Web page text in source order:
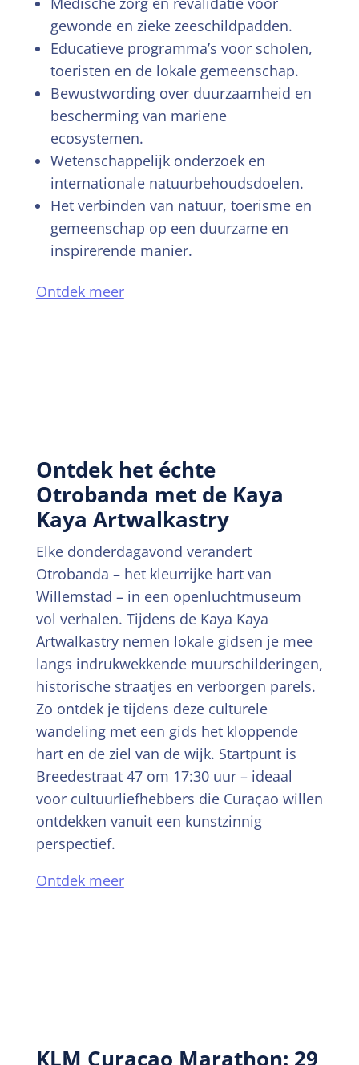
gewonde en zieke zeeschildpadden.
Educatieve programma’s voor scholen,
toeristen en de lokale gemeenschap.
Bewustwording over duurzaamheid en
bescherming van mariene
ecosystemen.
Wetenschappelijk onderzoek en
internationale natuurbehoudsdoelen.
Het verbinden van natuur, toerisme en
gemeenschap op een duurzame en
inspirerende manier.
Ontdek meer
Ontdek het échte
Otrobanda met de Kaya
Kaya Artwalkastry
Elke donderdagavond verandert
Otrobanda – het kleurrijke hart van
Willemstad – in een openluchtmuseum
vol verhalen. Tijdens de Kaya Kaya
Artwalkastry nemen lokale gidsen je mee
langs indrukwekkende muurschilderingen,
historische straatjes en verborgen parels.
Zo ontdek je tijdens deze culturele
wandeling met een gids het kloppende
hart en de ziel van de wijk. Startpunt is
Breedestraat 47 om 17:30 uur – ideaal
voor cultuurliefhebbers die Curaçao willen
ontdekken vanuit een kunstzinnig
perspectief.
Ontdek meer
KLM Curaçao Marathon: 29